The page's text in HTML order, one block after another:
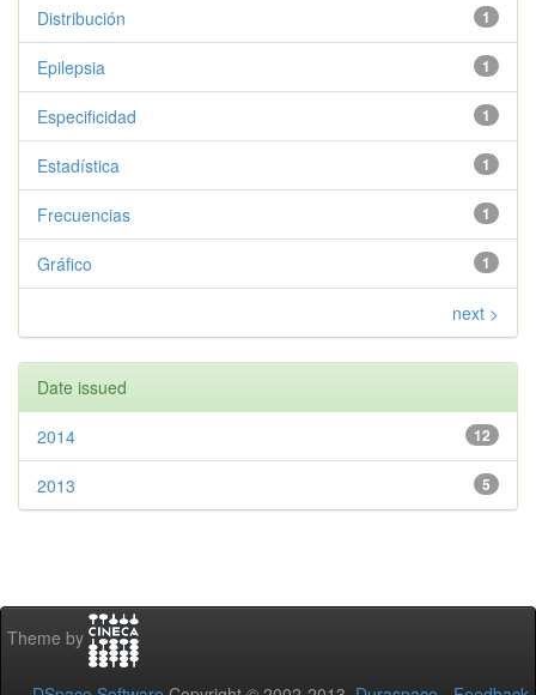
1
Distribución
1
Epilepsia
1
Especificidad
1
Estadística
1
Frecuencias
1
Gráfico
next >
Date issued
12
2014
5
2013
Theme by